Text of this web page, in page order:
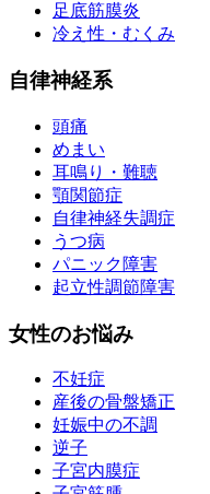
足底筋膜炎
冷え性・むくみ
自律神経系
頭痛
めまい
耳鳴り・難聴
顎関節症
自律神経失調症
うつ病
パニック障害
起立性調節障害
女性のお悩み
不妊症
産後の骨盤矯正
妊娠中の不調
逆子
子宮内膜症